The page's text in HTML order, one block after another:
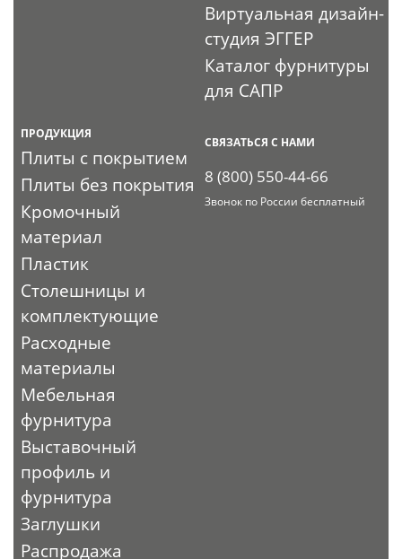
Виртуальная дизайн-
студия ЭГГЕР
Каталог фурнитуры
для САПР
ПРОДУКЦИЯ
Плиты с покрытием
Плиты без покрытия
Кромочный
материал
Пластик
Столешницы и
комплектующие
Расходные
материалы
Мебельная
фурнитура
Выставочный
профиль и
фурнитура
Заглушки
Распродажа
СВЯЗАТЬСЯ С НАМИ
8 (800) 550-44-66
Звонок по России бесплатный